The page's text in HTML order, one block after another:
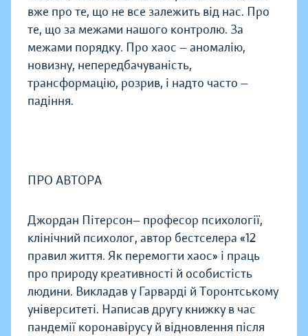
вже про те, що не все залежить від нас. Про
те, що за межами нашого контролю. За
межами порядку. Про хаос — аномалію,
новизну, непередбачуваність,
трансформацію, розрив, і надто часто —
падіння.
ПРО АВТОРА
Джордан Пітерсон— професор психології,
клінічний психолог, автор бестселера «12
правил життя. Як перемогти хаос» і праць
про природу креативності й особистість
людини. Викладав у Гарварді й Торонтському
університеті. Написав другу книжку в час
пандемії коронавірусу й відновлення після